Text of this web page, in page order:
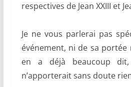
respectives de Jean XXIII et
Je ne vous parlerai pas
événement, ni de sa portée
en a déjà beaucoup
n’apporterait sans doute